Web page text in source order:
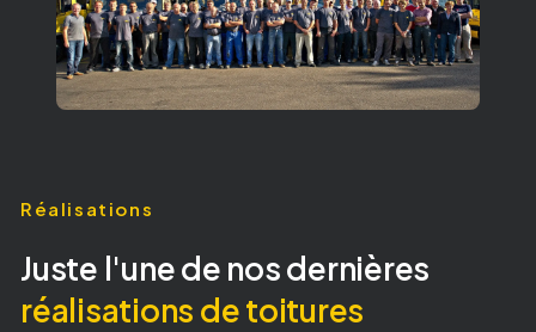
Réalisations
Juste l'une de nos dernières
réalisations de toitures